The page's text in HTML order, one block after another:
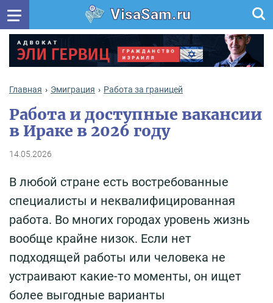
VisaSam.ru
Главная Эмиграция Работа за границей
Работа и доступные вакансии
в Ираке в 2026 году
14.05.2026
В любой стране есть востребованные
специалисты и неквалифицированная
работа. Во многих городах уровень жизнь
вообще крайне низок. Если нет
подходящей работы или человека не
устраивают какие-то моменты, он ищет
более выгодные варианты